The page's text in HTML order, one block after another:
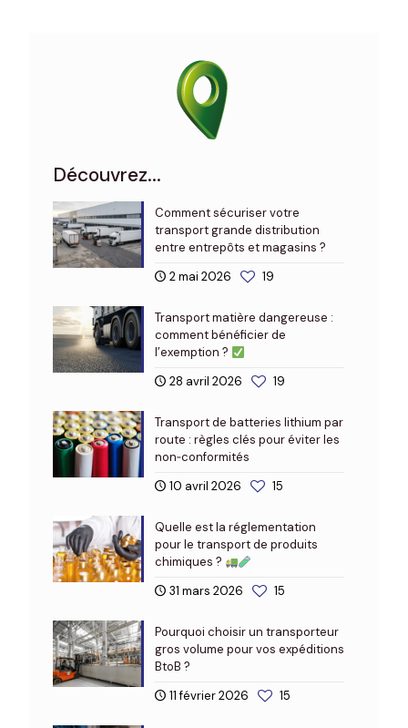
Découvrez...
Comment sécuriser votre
transport grande distribution
entre entrepôts et magasins ?
2 mai 2026
19
Transport matière dangereuse :
comment bénéficier de
l’exemption ?
28 avril 2026
19
Transport de batteries lithium par
route : règles clés pour éviter les
non‑conformités
10 avril 2026
15
Quelle est la réglementation
pour le transport de produits
chimiques ?
31 mars 2026
15
Pourquoi choisir un transporteur
gros volume pour vos expéditions
BtoB ?
11 février 2026
15